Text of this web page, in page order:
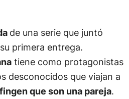
de una serie que juntó
primera entrega.
tiene como protagonistas
desconocidos que viajan a
fingen que son una pareja.